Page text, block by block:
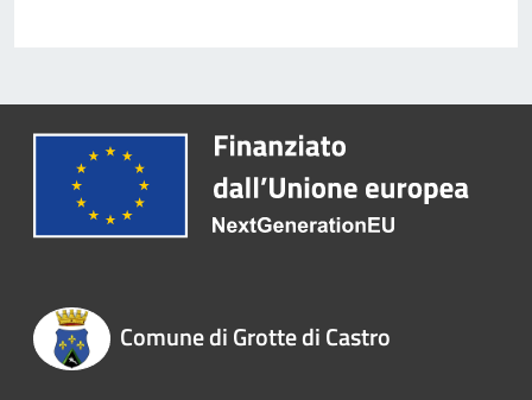
Comune di Grotte di Castro